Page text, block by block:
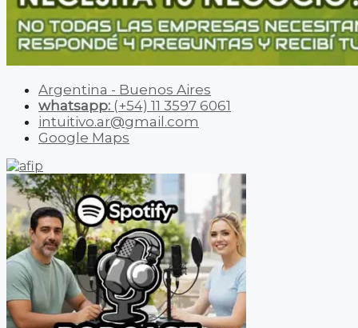
Argentina - Buenos Aires
whatsapp: (+54) 11 3597 6061
intuitivo.ar@gmail.com
Google Maps